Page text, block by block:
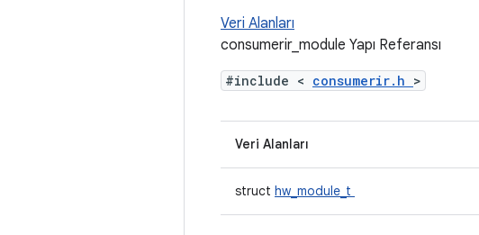
Veri Alanları
consumerir_module Yapı Referansı
#include < consumerir.h >
Veri Alanları
struct hw_module_t